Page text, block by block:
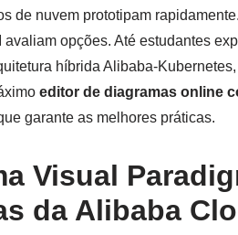
de nuvem prototipam
avaliam opções. Até estudantes
híbrida Alibaba-
editor de diagramas online
garante as melhores práticas.
Visual
da Alibaba